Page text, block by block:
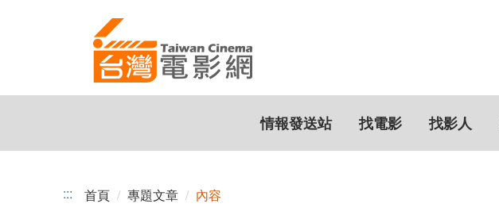
夏 情報發送站 找電影 找影人
::: 首頁 專題文章 內容